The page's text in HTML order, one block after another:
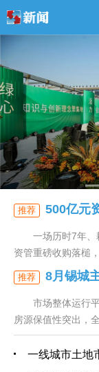
推荐 500亿元
一场历时7年、
推荐 8月锡城
市场整体运行平
房源保值性突出，
房、主城大平层全
一线城市土地